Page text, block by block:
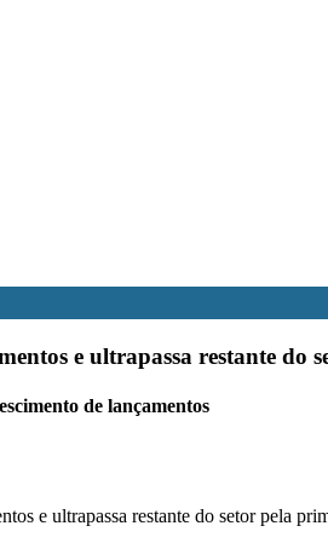
e ultrapassa restante do
de lançamentos